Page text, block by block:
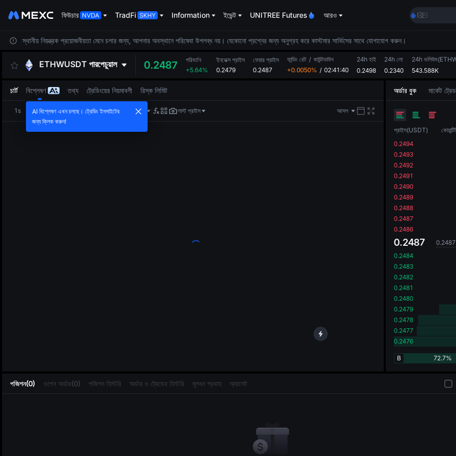
ফিউচার TradFi Information ইভেন্ট UNITREE Futures আরও
HEI
BLESS
MINIMAX
CAP
Unitree
স্থানীয় নিয়ন্ত্রক প্রয়োজনীয়তা মেনে চলার জন্য, আপনার অবস্থানে পরিষেবা উপলব্ধ নয়। যেকোনো প্রশ্নের জন্য অনুগ্রহ করে কাস্টমার সার্ভিসের সাথে যোগাযোগ করুন।
ETHWUSDT পারপেচুয়াল 0.2487
পরিবর্তন
+5.64%
ইনডেক্স প্রাইস
0.2479
ফেয়ার প্রাইস
0.2487
ফান্ডিং রেট / কাউন্টডাউন
+0.0050% / 02:41:40
24h হাই
0.2498
24h লো
0.2340
24h
543.588K
পজিশন(0) ওপেন অর্ডার(0) পজিশন হিস্টরি অর্ডার ও ট্রেডের হিস্টরি মূলধন প্রবাহ অ্যাসেট
চার্ট বিশ্লেষণ তথ্য ট্রেডিংয়ের নিয়মাবলী রিস্ক লিমিট
1s 1m 5m 15m 1H 4H 1D লাস্ট প্রাইস আসল
অর্ডার বুক মার্কেট ট্রেড
প্রাইস(USDT)
0.2494
0.2493
0.2492
0.2491
0.2490
0.2489
0.2488
0.2487
0.2486
0.2487
0.2487
0.2484
0.2483
0.2482
0.2481
0.2480
0.2479
0.2478
0.2477
0.2476
72.7%
B
AI বিশ্লেষণ এখন চলছে। ট্রেডিং ইনসাইটের
জন্য ক্লিক করুন!